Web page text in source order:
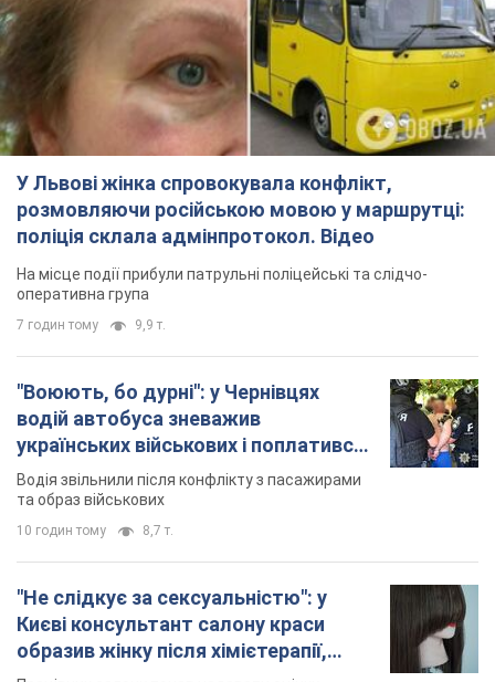
У Львові жінка спровокувала конфлікт,
розмовляючи російською мовою у маршрутці:
поліція склала адмінпротокол. Відео
На місце події прибули патрульні поліцейські та слідчо-
оперативна група
7 годин тому 9,9 т.
"Воюють, бо дурні": у Чернівцях
водій автобуса зневажив
українських військових і поплатився.
Відео
Водія звільнили після конфлікту з пасажирами
та образ військових
10 годин тому 8,7 т.
"Не слідкує за сексуальністю": у
Києві консультант салону краси
образив жінку після хімієтерапії,